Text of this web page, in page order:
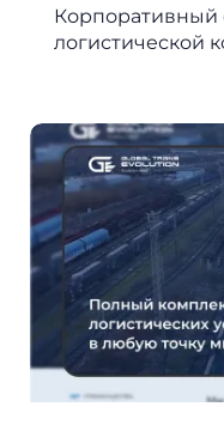
Корпоративный
логистической